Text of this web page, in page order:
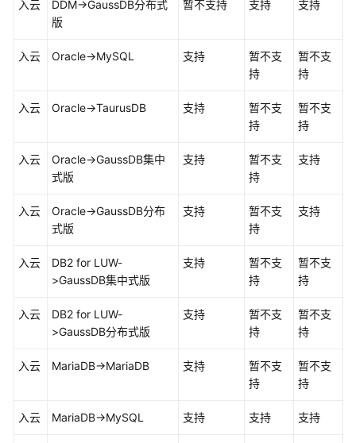
同
步
同
案
数
同
步
扑
介
云
云
入云
DDM->GaussDB分布式
版
暂不支持 支持 支持
入云 Oracle->MySQL 支持
暂不支
持
暂不支
持
入云 Oracle->TaurusDB 支持
暂不支
持
暂不支
持
入云 Oracle->GaussDB集中
式版
支持
暂不支
持
支持
入云 Oracle->GaussDB分布
式版
支持
暂不支
持
支持
入云 DB2 for LUW-
>GaussDB集中式版
支持
暂不支
持
暂不支
持
入云 DB2 for LUW-
>GaussDB分布式版
支持
暂不支
持
暂不支
持
入云 MariaDB->MariaDB 支持
暂不支
持
暂不支
持
入云 MariaDB->MySQL 支持 支持 支持